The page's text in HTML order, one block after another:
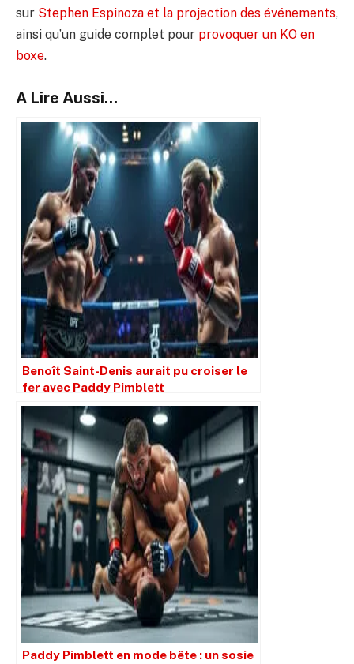
sur Stephen Espinoza et la projection des événements,
ainsi qu’un guide complet pour provoquer un KO en
boxe.
A Lire Aussi...
Benoît Saint-Denis aurait pu croiser le
fer avec Paddy Pimblett
Paddy Pimblett en mode bête : un sosie